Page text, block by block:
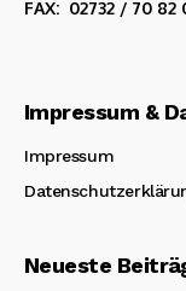
FAX: 02732 / 70 82
Impressum &
Impressum
Neueste